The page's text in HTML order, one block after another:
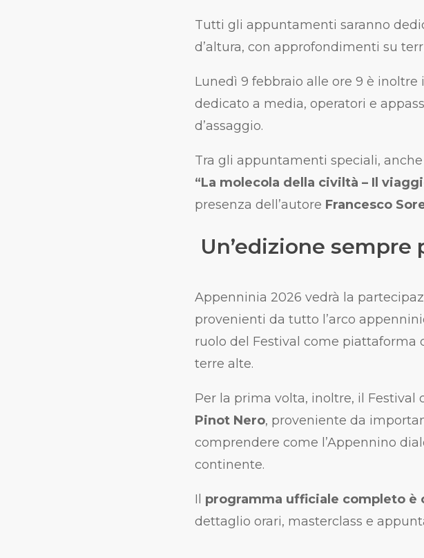
Tutti gli appuntamenti saranno
d’altura, con approfondimenti su
Lunedì 9 febbraio alle ore 9 è
dedicato a media, operatori e
d’assaggio.
Tra gli appuntamenti speciali,
“La molecola della civiltà – Il
presenza dell’autore Francesco
Un’edizione
Appenninia 2026 vedrà la
provenienti da tutto l’arco
ruolo del Festival come piattaforma
terre alte.
Per la prima volta, inoltre, il Festival
Pinot Nero, proveniente da
comprendere come l’Appennino
continente.
Il programma ufficiale completo è
dettaglio orari, masterclass e